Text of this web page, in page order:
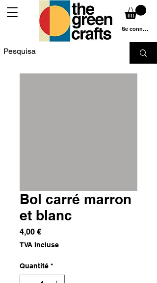
Se connecter
Bol carré marron
et blanc
4,00 €Prix
TVA Incluse
Quantité *